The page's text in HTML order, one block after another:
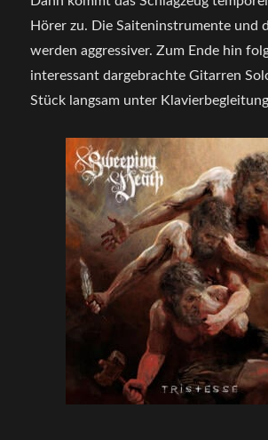
Hörer zu. Die Saiteninstrumente und
werden aggressiver. Zum Ende hin
interessant dargebrachte Gitarren
Stück langsam unter